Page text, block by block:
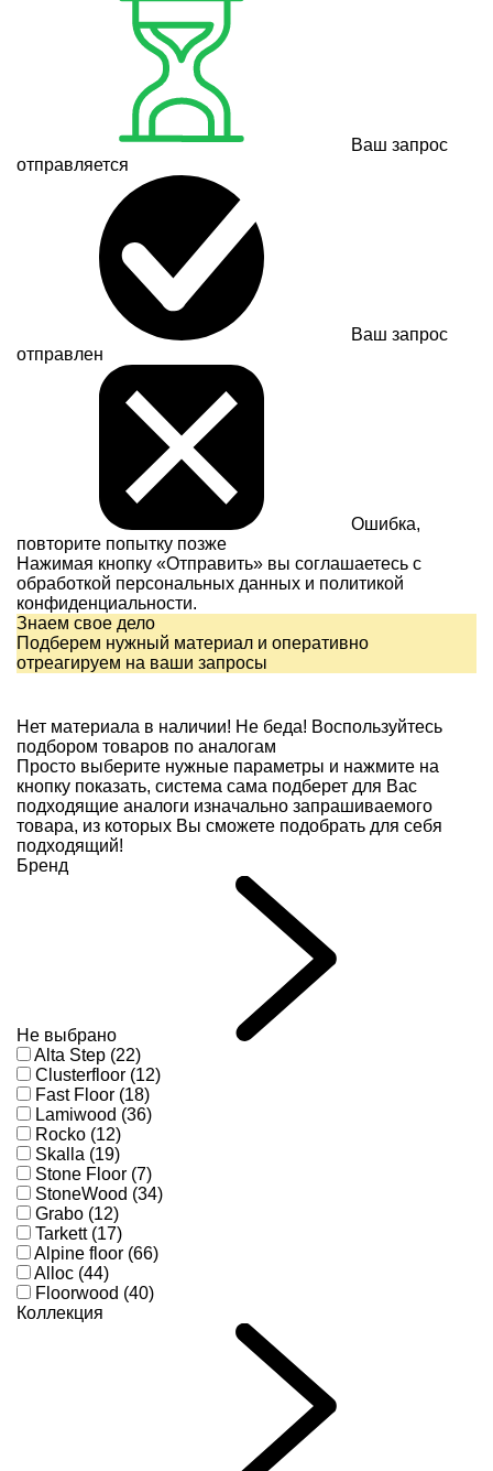
Ваш запрос
отправляется
Ваш запрос
отправлен
Ошибка,
повторите попытку позже
Нажимая кнопку «Отправить» вы соглашаетесь с
обработкой персональных данных и политикой
конфиденциальности.
Знаем свое дело
Подберем нужный материал и оперативно
отреагируем на ваши запросы
Нет материала в наличии! Не беда! Воспользуйтесь
подбором товаров по аналогам
Просто выберите нужные параметры и нажмите на
кнопку показать, система сама подберет для Вас
подходящие аналоги изначально запрашиваемого
товара, из которых Вы сможете подобрать для себя
подходящий!
Бренд
Не выбрано
Alta Step (22)
Clusterfloor (12)
Fast Floor (18)
Lamiwood (36)
Rocko (12)
Skalla (19)
Stone Floor (7)
StoneWood (34)
Grabo (12)
Tarkett (17)
Alpine floor (66)
Alloc (44)
Floorwood (40)
Коллекция